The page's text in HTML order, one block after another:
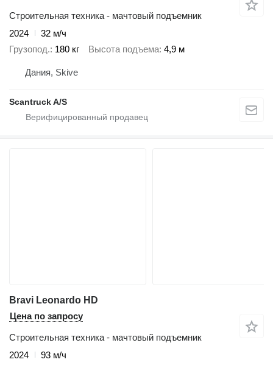
Строительная техника - мачтовый подъемник
2024
32 м/ч
Грузопод. 180 кг Высота подъема 4,9 м
Дания, Skive
Scantruck A/S
Bravi Leonardo HD
Цена по запросу
Строительная техника - мачтовый подъемник
2024
93 м/ч